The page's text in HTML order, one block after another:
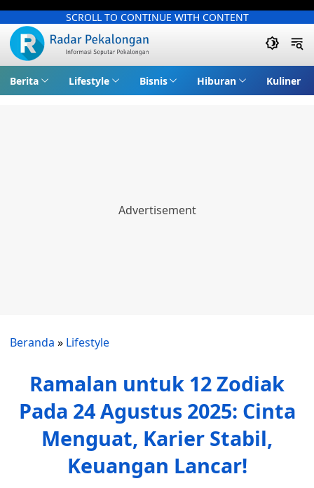
SCROLL TO CONTINUE WITH CONTENT
Berita Lifestyle Bisnis Hiburan Kuliner
Beranda » Lifestyle
Ramalan untuk 12 Zodiak
Pada 24 Agustus 2025: Cinta
Menguat, Karier Stabil,
Keuangan Lancar!